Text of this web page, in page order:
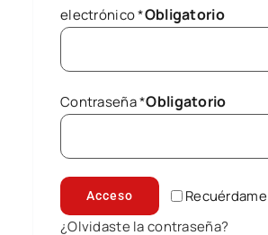
electrónico*Obligatorio
Contraseña*Obligatorio
Recuérdame
Acceso
¿Olvidaste la contraseña?